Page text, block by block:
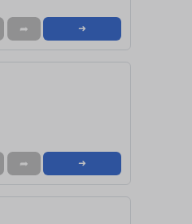
➦ ➜
➦ ➜